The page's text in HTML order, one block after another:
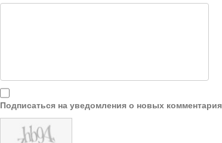
Подписаться на уведомления о новых